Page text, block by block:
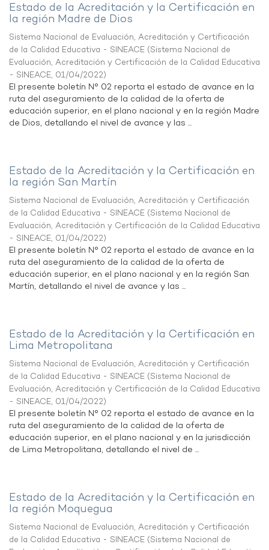
Estado de la Acreditación y la Certificación en
la región Madre de Dios
Sistema Nacional de Evaluación, Acreditación y Certificación
de la Calidad Educativa - SINEACE (Sistema Nacional de
Evaluación, Acreditación y Certificación de la Calidad Educativa
- SINEACE, 01/04/2022)
El presente boletín N° 02 reporta el estado de avance en la
ruta del aseguramiento de la calidad de la oferta de
educación superior, en el plano nacional y en la región Madre
de Dios, detallando el nivel de avance y las ...
Estado de la Acreditación y la Certificación en
la región San Martín
Sistema Nacional de Evaluación, Acreditación y Certificación
de la Calidad Educativa - SINEACE (Sistema Nacional de
Evaluación, Acreditación y Certificación de la Calidad Educativa
- SINEACE, 01/04/2022)
El presente boletín N° 02 reporta el estado de avance en la
ruta del aseguramiento de la calidad de la oferta de
educación superior, en el plano nacional y en la región San
Martín, detallando el nivel de avance y las ...
Estado de la Acreditación y la Certificación en
Lima Metropolitana
Sistema Nacional de Evaluación, Acreditación y Certificación
de la Calidad Educativa - SINEACE (Sistema Nacional de
Evaluación, Acreditación y Certificación de la Calidad Educativa
- SINEACE, 01/04/2022)
El presente boletín N° 02 reporta el estado de avance en la
ruta del aseguramiento de la calidad de la oferta de
educación superior, en el plano nacional y en la jurisdicción
de Lima Metropolitana, detallando el nivel de ...
Estado de la Acreditación y la Certificación en
la región Moquegua
Sistema Nacional de Evaluación, Acreditación y Certificación
de la Calidad Educativa - SINEACE (Sistema Nacional de